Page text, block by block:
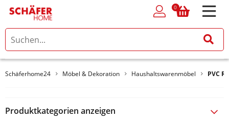
0
0
Schäferhome24 Möbel & Dekoration Haushaltswarenmöbel PVC
Produktkategorien anzeigen